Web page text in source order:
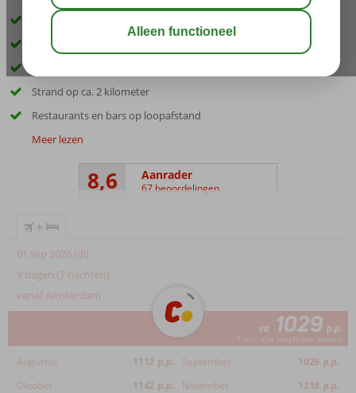
Gelegen in Kralendijk
Ruime appartementen
Strand op ca. 2 kilometer
Restaurants en bars op loopafstand
Meer lezen
8,6 Aanrader
67 beoordelingen
+
01 sep 2026 (di)
9 dagen (7 nachten)
vanaf Amsterdam
va 1029 p.p.
*incl. alle verplichte kosten
Augustus 1112 p.p. September 1029 p.p.
Oktober
1142 p.p. November 1218 p.p.